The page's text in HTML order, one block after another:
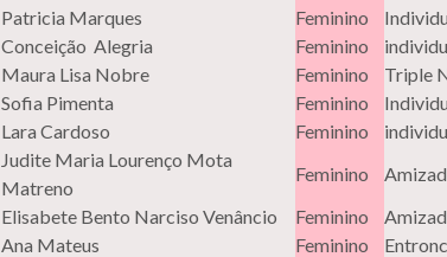
Patricia Marques Feminino
Conceição Alegria Feminino
Maura Lisa Nobre Feminino Triple
Sofia Pimenta Feminino
Lara Cardoso Feminino
Judite Maria Lourenço Mota
Matreno
Feminino
Elisabete Bento Narciso Venâncio Feminino
Ana Mateus Feminino